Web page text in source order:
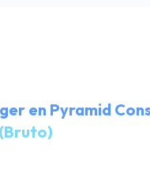
en Pyramid